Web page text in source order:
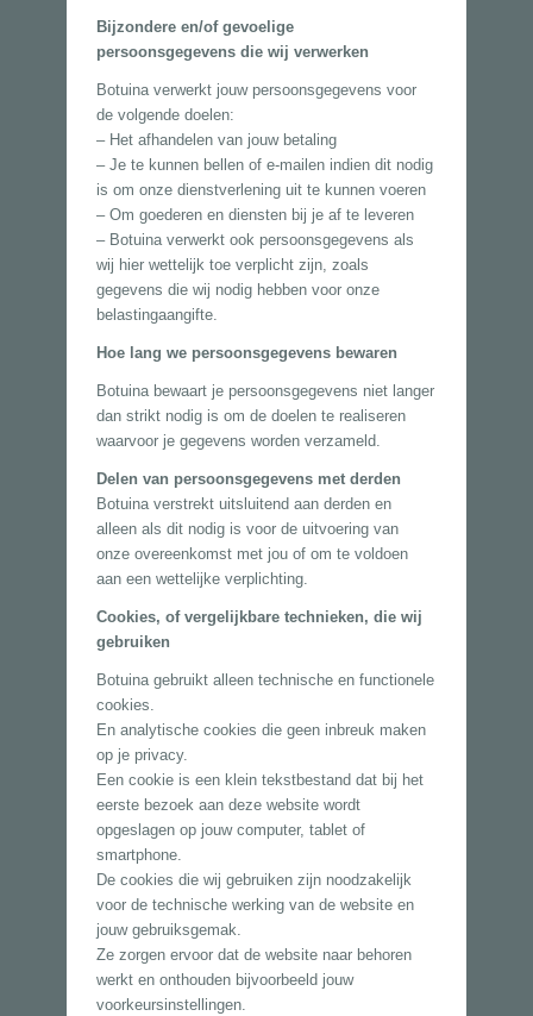
Bijzondere en/of gevoelige
persoonsgegevens die wij verwerken
Botuina verwerkt jouw persoonsgegevens voor
de volgende doelen:
– Het afhandelen van jouw betaling
– Je te kunnen bellen of e-mailen indien dit nodig
is om onze dienstverlening uit te kunnen voeren
– Om goederen en diensten bij je af te leveren
– Botuina verwerkt ook persoonsgegevens als
wij hier wettelijk toe verplicht zijn, zoals
gegevens die wij nodig hebben voor onze
belastingaangifte.
Hoe lang we persoonsgegevens bewaren
Botuina bewaart je persoonsgegevens niet langer
dan strikt nodig is om de doelen te realiseren
waarvoor je gegevens worden verzameld.
Delen van persoonsgegevens met derden
Botuina verstrekt uitsluitend aan derden en
alleen als dit nodig is voor de uitvoering van
onze overeenkomst met jou of om te voldoen
aan een wettelijke verplichting.
Cookies, of vergelijkbare technieken, die wij
gebruiken
Botuina gebruikt alleen technische en functionele
cookies.
En analytische cookies die geen inbreuk maken
op je privacy.
Een cookie is een klein tekstbestand dat bij het
eerste bezoek aan deze website wordt
opgeslagen op jouw computer, tablet of
smartphone.
De cookies die wij gebruiken zijn noodzakelijk
voor de technische werking van de website en
jouw gebruiksgemak.
Ze zorgen ervoor dat de website naar behoren
werkt en onthouden bijvoorbeeld jouw
voorkeursinstellingen.